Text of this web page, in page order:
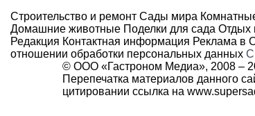
Строительство и ремонт Сады мира
Домашние животные Поделки для сада Отдых
Редакция Контактная информация Реклама в
отношении обработки персональных данных
© ООО «Гастроном Медиа», 2008 –
Перепечатка материалов данного
цитировании ссылка на